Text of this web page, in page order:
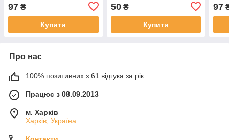
97 ₴
Купити
50₴
Купити
97
Про нас
100% позитивних з 61 відгука за рік
Працює з 08.09.2013
м. Харків
Харків, Україна